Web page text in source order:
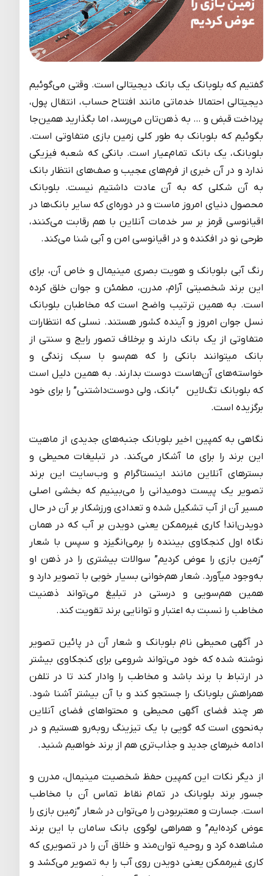
گفتیم که بلوبانک یک بانک دیجیتالی است. وقتی می‌گوئیم
دیجیتالی احتمالا خدماتی مانند افتتاح حساب، انتقال پول،
پرداخت قبض و … به ذهن‌تان می‌رسد، اما بگذارید همین‌جا
بگوئیم که بلوبانک به طور کلی زمین بازی متفاوتی است.
بلوبانک، یک بانک تمام‌عیار است. بانکی که شعبه فیزیکی
ندارد و در آن خبری از فرم‌های عجیب و صف‌های انتظار بانک
به آن شکلی که به آن عادت داشتیم نیست. بلوبانک
محصول دنیای امروز ماست و در دوره‌ای که سایر بانک‌ها در
اقیانوسی قرمز بر سر خدمات آنلاین با هم رقابت می‌کنند،
طرحی نو در افکنده و در اقیانوسی امن و آبی شنا می‌کند.
رنگ آبی بلوبانک و هویت بصری مینیمال و خاص آن، برای
این برند شخصیتی آرام، مدرن، مطمئن و جوان خلق کرده
است. به همین ترتیب واضح است که مخاطبان بلوبانک
نسل جوان امروز و آینده کشور هستند. نسلی که انتظارات
متفاوتی از یک بانک دارند و برخلاف تصور رایج و سنتی از
بانک می‎توانند بانکی را که هم‌سو با سبک زندگی و
خواسته‌های آن‌هاست دوست بدارند. به همین دلیل است
که بلوبانک تگ‌لاین “بانک، ولی دوست‌داشتنی” را برای خود
برگزیده است.
نگاهی به کمپین اخیر بلوبانک جنبه‌های جدیدی از ماهیت
این برند را برای ما آشکار می‌کند. در تبلیغات محیطی و
بسترهای آنلاین مانند اینستاگرام و وب‌سایت این برند
تصویر یک پیست دومیدانی را می‌بینیم که بخشی اصلی
مسیر آن از آب تشکیل شده و تعدادی ورزشکار بر آن در حال
دویدن‌اند! کاری غیرممکن یعنی دویدن بر آب که در همان
نگاه اول کنجکاوی بیننده را برمی‌انگیزد و سپس با شعار
“زمین بازی را عوض کردیم” سوالات بیشتری را در ذهن او
به‌وجود می‎آورد. شعار هم‌خوانی بسیار خوبی با تصویر دارد و
همین هم‌سویی و درستی در تبلیغ می‌تواند ذهنیت
مخاطب را نسبت به اعتبار و توانایی برند تقویت کند.
در آگهی محیطی نام بلوبانک و شعار آن در پائین تصویر
نوشته شده که خود می‌تواند شروعی برای کنجکاوی بیشتر
در ارتباط با برند باشد و مخاطب را وادار کند تا در تلفن
همراهش بلوبانک را جستجو کند و با آن بیشتر آشنا شود.
هر چند فضای آگهی محیطی و محتواهای فضای آنلاین
به‌نحوی است که گویی با یک تیزینگ روبه‌رو هستیم و در
ادامه خبرهای جدید و جذاب‌تری هم از برند خواهیم شنید.
از دیگر نکات این کمپین حفظ شخصیت مینیمال، مدرن و
جسور برند بلوبانک در تمام نقاط تماس آن با مخاطب
است. جسارت و معتبربودن را می‌توان در شعار “زمین بازی را
عوض کرده‌ایم” و همراهی لوگوی بانک سامان با این برند
مشاهده کرد و روحیه توان‌مند و خلاق آن را در تصویری که
کاری غیرممکن یعنی دویدن روی آب را به تصویر می‌کشد و